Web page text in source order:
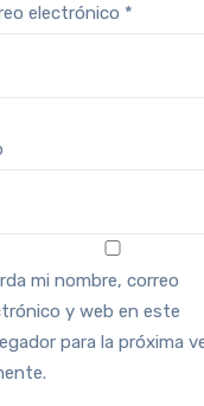
electrónico *
mi nombre, correo
y web en este
para la próxima